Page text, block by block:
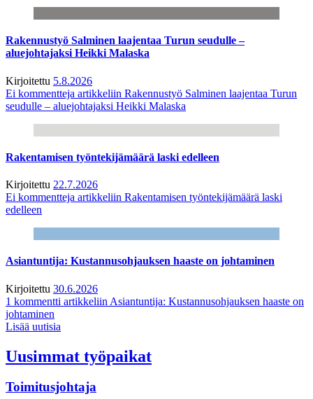
Rakennustyö Salminen laajentaa Turun seudulle –
aluejohtajaksi Heikki Malaska
Kirjoitettu 5.8.2026
Ei kommentteja artikkeliin Rakennustyö Salminen laajentaa Turun
seudulle – aluejohtajaksi Heikki Malaska
Rakentamisen työntekijämäärä laski edelleen
Kirjoitettu 22.7.2026
Ei kommentteja artikkeliin Rakentamisen työntekijämäärä laski
edelleen
Asiantuntija: Kustannusohjauksen haaste on johtaminen
Kirjoitettu 30.6.2026
1 kommentti artikkeliin Asiantuntija: Kustannusohjauksen haaste on
johtaminen
Lisää uutisia
Uusimmat työpaikat
Toimitusjohtaja